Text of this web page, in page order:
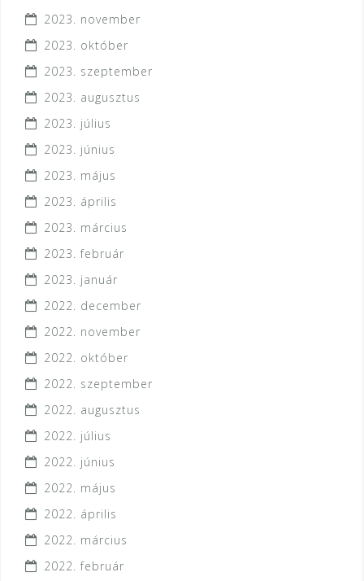
2023. november
2023. október
2023. szeptember
2023. augusztus
2023. július
2023. június
2023. május
2023. április
2023. március
2023. február
2023. január
2022. december
2022. november
2022. október
2022. szeptember
2022. augusztus
2022. július
2022. június
2022. május
2022. április
2022. március
2022. február